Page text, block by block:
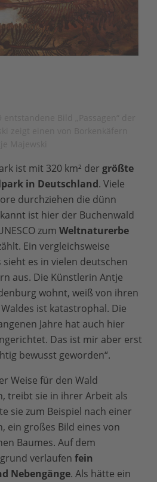
ist mit 320 km² der größte
in Deutschland. Viele
durchziehen die dünn
ist hier der Buchenwald
zum Weltnaturerbe
Ein vergleichsweise
es in vielen deutschen
aus. Die Künstlerin Antje
wohnt, weiß von ihren
Waldes ist katastrophal. Die
Jahre hat auch hier
Das ist mir aber erst
bewusst geworden“.
Weise für den Wald
treibt sie in ihrer Arbeit als
sie zum Beispiel nach einer
ein großes Bild eines von
Baumes. Auf dem
verlaufen fein
Nebengänge. Als hätte ein